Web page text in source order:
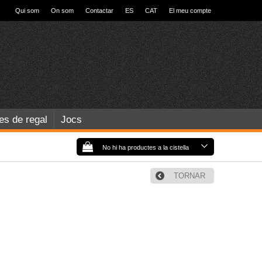
Qui som On som Contactar ES CAT El meu compte
de regal Jocs
No hi ha productes a la cistella
TORNAR